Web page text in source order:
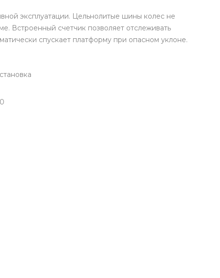
эксплуатации. Цельнолитые шины колес не
Встроенный счетчик позволяет отслеживать
спускает платформу при опасном уклоне.